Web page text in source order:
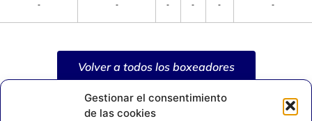
Gestionar el consentimiento
de las cookies
- - - - - -
Volver a todos los boxeadores